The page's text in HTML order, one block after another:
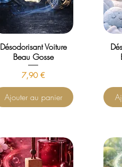
Désodorisant Voiture
Beau Gosse
Prix
7,90 €
Ajouter au panier